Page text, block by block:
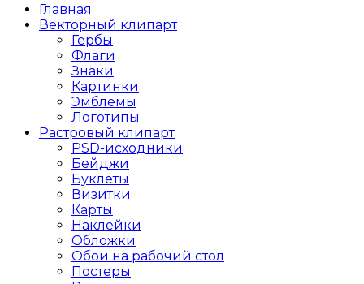
Главная
Векторный клипарт
Гербы
Флаги
Знаки
Картинки
Эмблемы
Логотипы
Растровый клипарт
PSD-исходники
Бейджи
Буклеты
Визитки
Карты
Наклейки
Обложки
Обои на рабочий стол
Постеры